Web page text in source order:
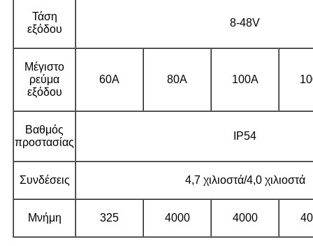
Τάση
εξόδου
8-48V
Μέγιστο
ρεύμα
εξόδου
60Α 80Α 100Α
Βαθμός
προστασίας
IP54
Συνδέσεις 4,7 χιλιοστά/4,0 χιλιοστά
Μνήμη 325 4000 4000